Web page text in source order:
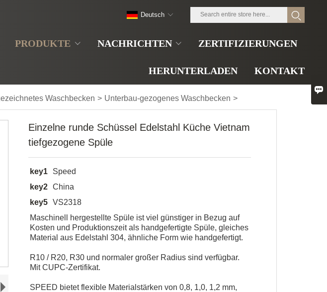
PRODUKTE NACHRICHTEN ZERTIFIZIERUNGEN
HERUNTERLADEN KONTAKT
Deutsch
Waschbecken > Unterbau-gezogenes Waschbecken >
Einzelne runde Schüssel Edelstahl Küche Vietnam
tiefgezogene Spüle
key1
Speed
key2
China
key5
VS2318
Maschinell hergestellte Spüle ist viel günstiger in Bezug auf
Kosten und Produktionszeit als handgefertigte Spüle, gleiches
Material aus Edelstahl 304, ähnliche Form wie handgefertigt.
R10 / R20, R30 und normaler großer Radius sind verfügbar.
Mit CUPC-Zertifikat.
SPEED bietet flexible Materialstärken von 0,8, 1,0, 1,2 mm,
